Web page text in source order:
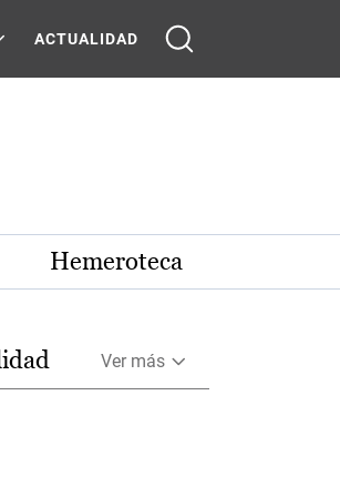
ACTUALIDAD
Hemeroteca
Ver más